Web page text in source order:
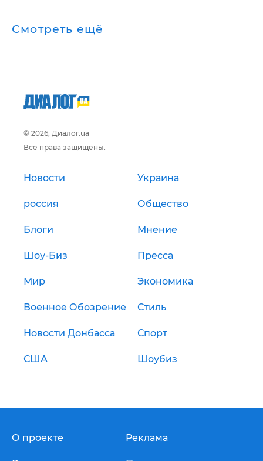
Смотреть ещё
© 2026, Диалог.ua
Все права защищены.
Новости Украина
россия Общество
Блоги Мнение
Шоу-Биз Пресса
Мир Экономика
Военное Обозрение Стиль
Новости Донбасса Спорт
США Шоубиз
О проекте Реклама